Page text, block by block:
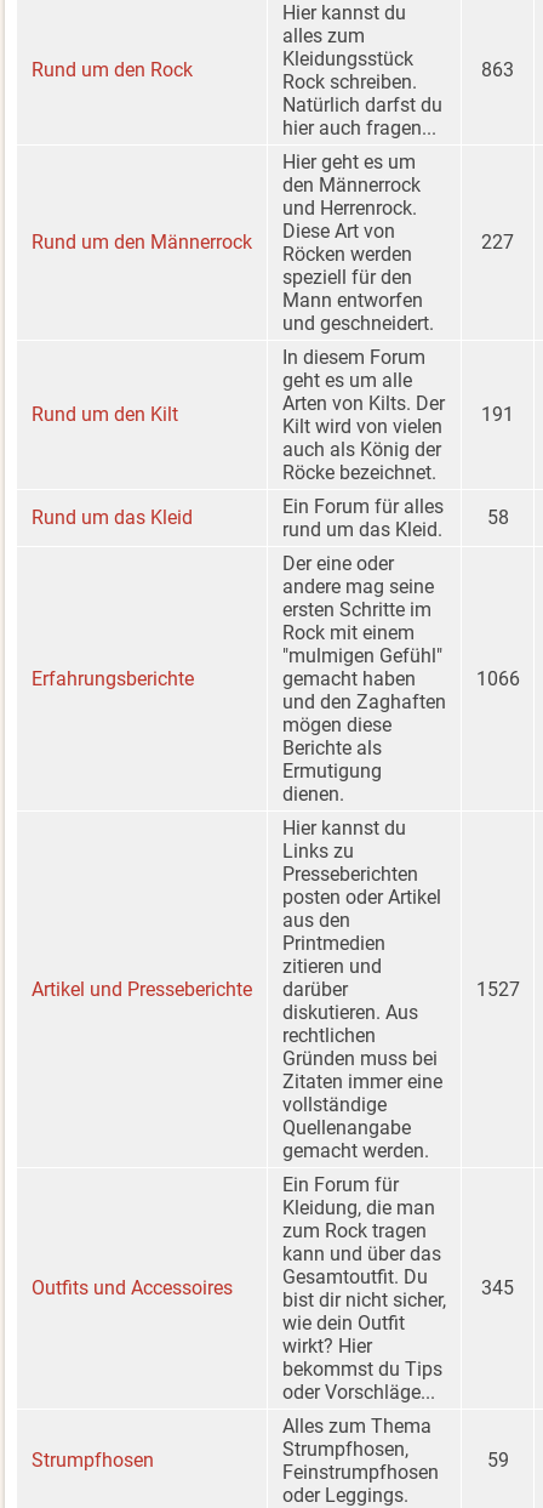
Rund um den Rock
Hier kannst du
alles zum
Kleidungsstück
Rock schreiben.
Natürlich darfst du
hier auch fragen...
863
Rund um den Männerrock
Hier geht es um
den Männerrock
und Herrenrock.
Diese Art von
Röcken werden
speziell für den
Mann entworfen
und geschneidert.
227
Rund um den Kilt
In diesem Forum
geht es um alle
Arten von Kilts. Der
Kilt wird von vielen
auch als König der
Röcke bezeichnet.
191
Rund um das Kleid
Ein Forum für alles
rund um das Kleid.
58
Erfahrungsberichte
Der eine oder
andere mag seine
ersten Schritte im
Rock mit einem
"mulmigen Gefühl"
gemacht haben
und den Zaghaften
mögen diese
Berichte als
Ermutigung
dienen.
1066
Artikel und Presseberichte
Hier kannst du
Links zu
Presseberichten
posten oder Artikel
aus den
Printmedien
zitieren und
darüber
diskutieren. Aus
rechtlichen
Gründen muss bei
Zitaten immer eine
vollständige
Quellenangabe
gemacht werden.
1527
Outfits und Accessoires
Ein Forum für
Kleidung, die man
zum Rock tragen
kann und über das
Gesamtoutfit. Du
bist dir nicht sicher,
wie dein Outfit
wirkt? Hier
bekommst du Tips
oder Vorschläge...
345
Strumpfhosen
Alles zum Thema
Strumpfhosen,
Feinstrumpfhosen
oder Leggings.
59